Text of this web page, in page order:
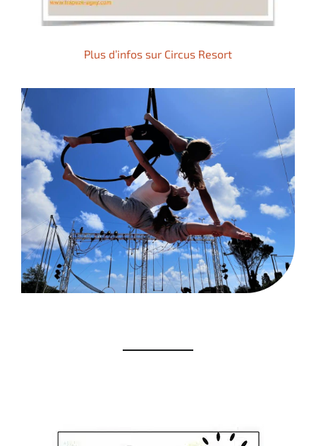
Plus d’infos sur Circus Resort